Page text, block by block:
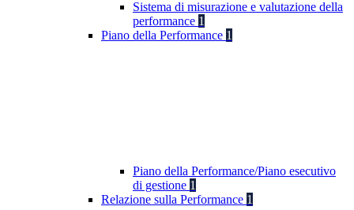
Sistema di misurazione e valutazione della
performance 1
Piano della Performance 1
Piano della Performance/Piano esecutivo
di gestione 1
Relazione sulla Performance 1